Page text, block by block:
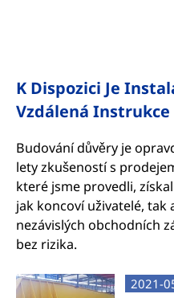
K Dispozici Je
Vzdálená Instrukce
Budování důvěry je
lety zkušeností s
které jsme provedli,
jak koncoví uživatelé,
nezávislých obchodních
bez rizika.
2021-